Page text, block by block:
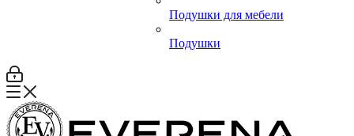
Подушки для мебели
Подушки